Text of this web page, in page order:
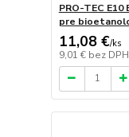
PRO-TEC
pre
11,08 €/ks
9,01 € bez DPH